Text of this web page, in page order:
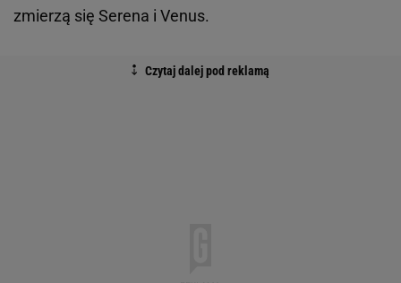
zmierzą się Serena i Venus.